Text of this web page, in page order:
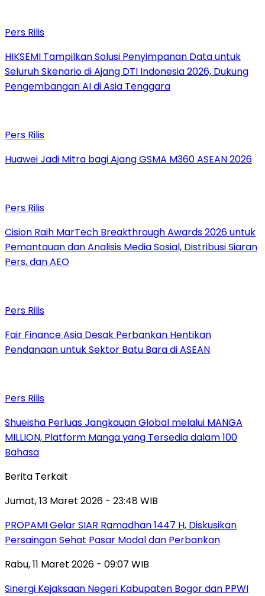
Pers Rilis
HIKSEMI Tampilkan Solusi Penyimpanan Data untuk
Seluruh Skenario di Ajang DTI Indonesia 2026, Dukung
Pengembangan AI di Asia Tenggara
Pers Rilis
Huawei Jadi Mitra bagi Ajang GSMA M360 ASEAN 2026
Pers Rilis
Cision Raih MarTech Breakthrough Awards 2026 untuk
Pemantauan dan Analisis Media Sosial, Distribusi Siaran
Pers, dan AEO
Pers Rilis
Fair Finance Asia Desak Perbankan Hentikan
Pendanaan untuk Sektor Batu Bara di ASEAN
Pers Rilis
Shueisha Perluas Jangkauan Global melalui MANGA
MILLION, Platform Manga yang Tersedia dalam 100
Bahasa
Berita Terkait
Jumat, 13 Maret 2026 - 23:48 WIB
PROPAMI Gelar SIAR Ramadhan 1447 H, Diskusikan
Persaingan Sehat Pasar Modal dan Perbankan
Rabu, 11 Maret 2026 - 09:07 WIB
Sinergi Kejaksaan Negeri Kabupaten Bogor dan PPWI